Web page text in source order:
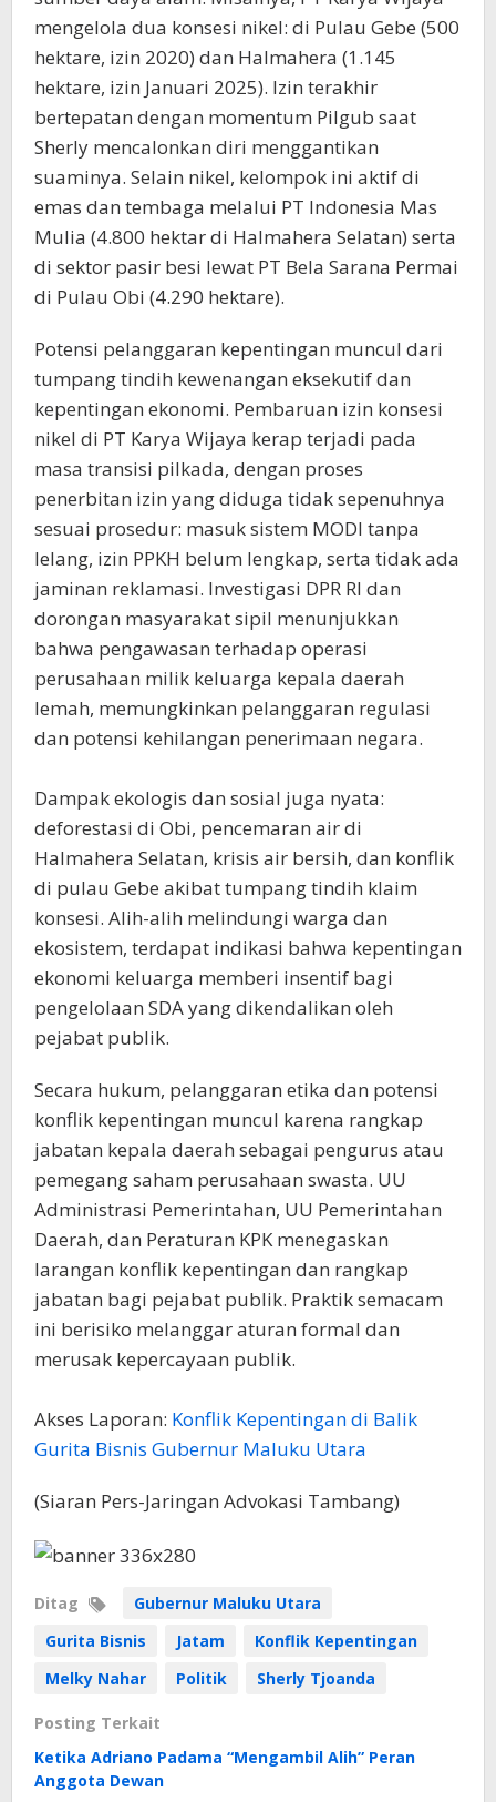
mengelola dua konsesi nikel: di Pulau Gebe (500
hektare, izin 2020) dan Halmahera (1.145
hektare, izin Januari 2025). Izin terakhir
bertepatan dengan momentum Pilgub saat
Sherly mencalonkan diri menggantikan
suaminya. Selain nikel, kelompok ini aktif di
emas dan tembaga melalui PT Indonesia Mas
Mulia (4.800 hektar di Halmahera Selatan) serta
di sektor pasir besi lewat PT Bela Sarana Permai
di Pulau Obi (4.290 hektare).
Potensi pelanggaran kepentingan muncul dari
tumpang tindih kewenangan eksekutif dan
kepentingan ekonomi. Pembaruan izin konsesi
nikel di PT Karya Wijaya kerap terjadi pada
masa transisi pilkada, dengan proses
penerbitan izin yang diduga tidak sepenuhnya
sesuai prosedur: masuk sistem MODI tanpa
lelang, izin PPKH belum lengkap, serta tidak ada
jaminan reklamasi. Investigasi DPR RI dan
dorongan masyarakat sipil menunjukkan
bahwa pengawasan terhadap operasi
perusahaan milik keluarga kepala daerah
lemah, memungkinkan pelanggaran regulasi
dan potensi kehilangan penerimaan negara.
Dampak ekologis dan sosial juga nyata:
deforestasi di Obi, pencemaran air di
Halmahera Selatan, krisis air bersih, dan konflik
di pulau Gebe akibat tumpang tindih klaim
konsesi. Alih-alih melindungi warga dan
ekosistem, terdapat indikasi bahwa kepentingan
ekonomi keluarga memberi insentif bagi
pengelolaan SDA yang dikendalikan oleh
pejabat publik.
Secara hukum, pelanggaran etika dan potensi
konflik kepentingan muncul karena rangkap
jabatan kepala daerah sebagai pengurus atau
pemegang saham perusahaan swasta. UU
Administrasi Pemerintahan, UU Pemerintahan
Daerah, dan Peraturan KPK menegaskan
larangan konflik kepentingan dan rangkap
jabatan bagi pejabat publik. Praktik semacam
ini berisiko melanggar aturan formal dan
merusak kepercayaan publik.
Akses Laporan: Konflik Kepentingan di Balik
Gurita Bisnis Gubernur Maluku Utara
(Siaran Pers-Jaringan Advokasi Tambang)
Ditag
Gubernur Maluku Utara
Gurita Bisnis
Jatam
Konflik Kepentingan
Melky Nahar
Politik Sherly Tjoanda
Posting Terkait
Ketika Adriano Padama “Mengambil Alih” Peran
Anggota Dewan